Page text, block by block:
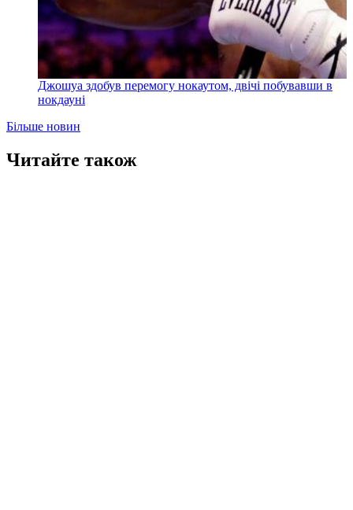
Джошуа здобув перемогу нокаутом, двічі побувавши в
нокдауні
Більше новин
Читайте також